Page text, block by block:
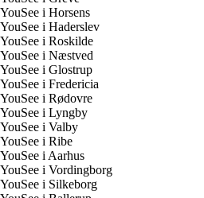
YouSee i Horsens
YouSee i Haderslev
YouSee i Roskilde
YouSee i Næstved
YouSee i Glostrup
YouSee i Fredericia
YouSee i Rødovre
YouSee i Lyngby
YouSee i Valby
YouSee i Ribe
YouSee i Aarhus
YouSee i Vordingborg
YouSee i Silkeborg